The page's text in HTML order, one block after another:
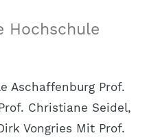
Hochschule
Aschaffenburg Prof.
Christiane Seidel,
Vongries Mit Prof.